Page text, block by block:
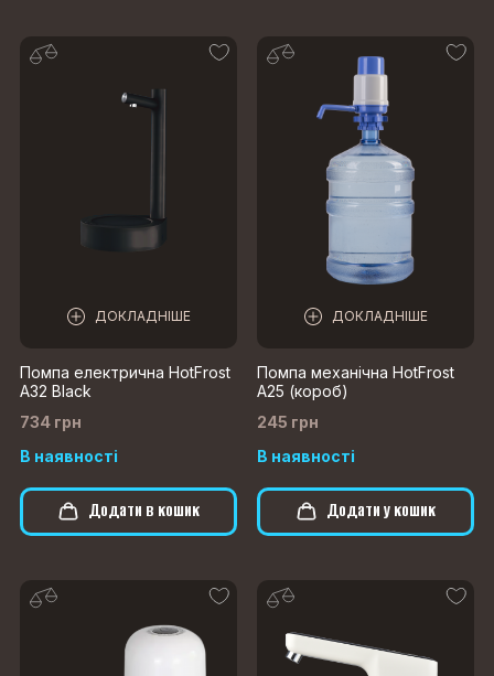
ДОКЛАДНІШЕ ДОКЛАДНІШЕ
Помпа електрична HotFrost
A32 Black
Помпа механічна HotFrost
A25 (короб)
734 грн
245 грн
В наявності
Додати в кошик
В наявності
Додати у кошик